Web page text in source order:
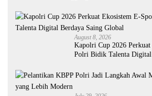
August 8, 2026
Kapolri Cup 2026 Perkuat
Polri Bidik Talenta Digital